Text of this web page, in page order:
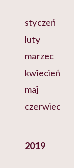
styczeń
luty
marzec
kwiecień
maj
czerwiec
2019